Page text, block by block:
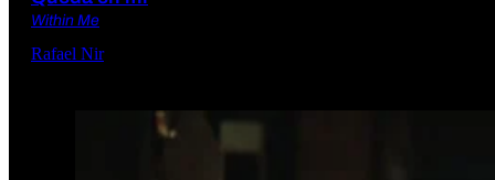
Within Me
Rafael Nir